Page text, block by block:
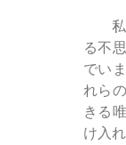
る不
でい
れら
きる
け入